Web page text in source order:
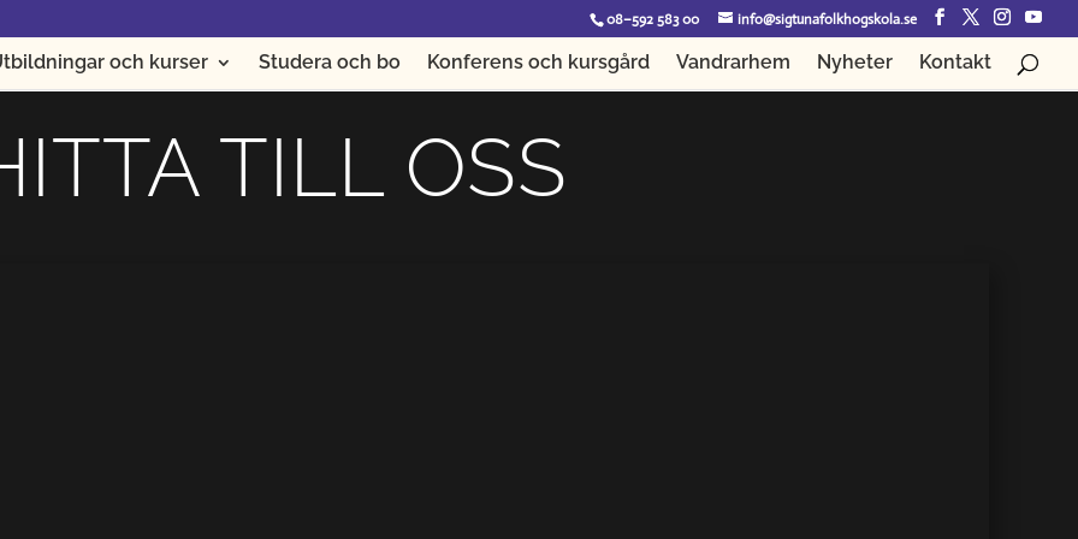
08–592 583 00 info@sigtunafolkhogskola.se
och kurser Studera och bo Konferens och kursgård Vandrarhem Nyheter Kontakt
TILL OSS